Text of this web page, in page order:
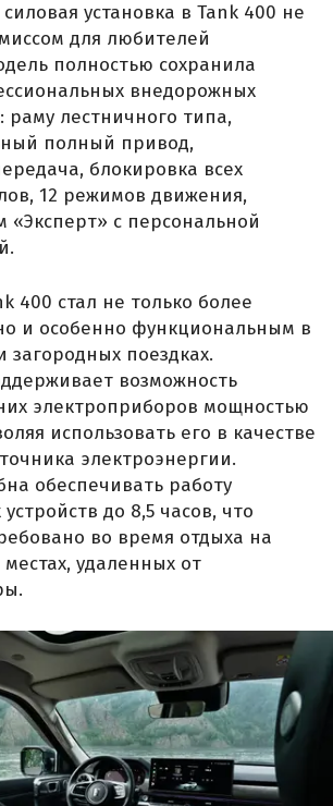
установка в Tank 400 не
для любителей
полностью сохранила
внедорожных
раму лестничного типа,
полный привод,
блокировка всех
12 режимов движения,
с персональной
400 стал не только более
и особенно функциональным в
загородных поездках.
возможность
электроприборов мощностью
использовать его в качестве
электроэнергии.
обеспечивать работу
до 8,5 часов, что
во время отдыха на
удаленных от